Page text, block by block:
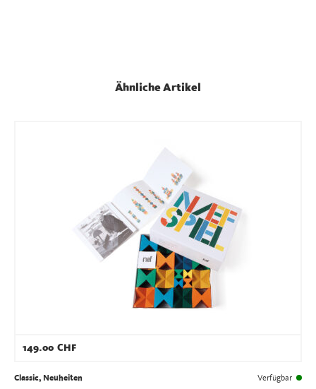
Ähnliche Artikel
149.00 CHF
Classic, Neuheiten Verfügbar